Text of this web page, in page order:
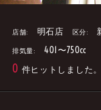
店舗: 明石店 区分:
排気量: 401〜750cc
0 件ヒットしました。